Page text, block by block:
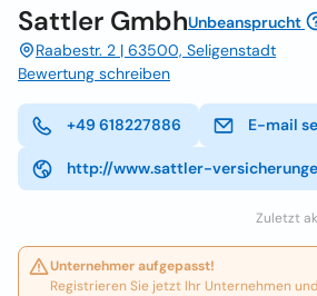
Sattler GmbhUnbeansprucht
Raabestr. 2 | 63500, Seligenstadt
Bewertung schreiben
+49 618227886 E-mail
http://www.sattler-
Zuletzt
Unternehmer aufgepasst!
Registrieren Sie jetzt Ihr Unternehmen